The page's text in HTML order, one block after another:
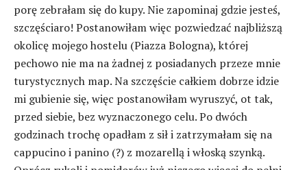
porę zebrałam się do kupy. Nie zapominaj gdzie jesteś,
szczęściaro! Postanowiłam więc pozwiedzać najbliższą
okolicę mojego hostelu (Piazza Bologna), której
pechowo nie ma na żadnej z posiadanych przeze mnie
turystycznych map. Na szczęście całkiem dobrze idzie
mi gubienie się, więc postanowiłam wyruszyć, ot tak,
przed siebie, bez wyznaczonego celu. Po dwóch
godzinach trochę opadłam z sił i zatrzymałam się na
cappucino i panino (?) z mozarellą i włoską szynką.